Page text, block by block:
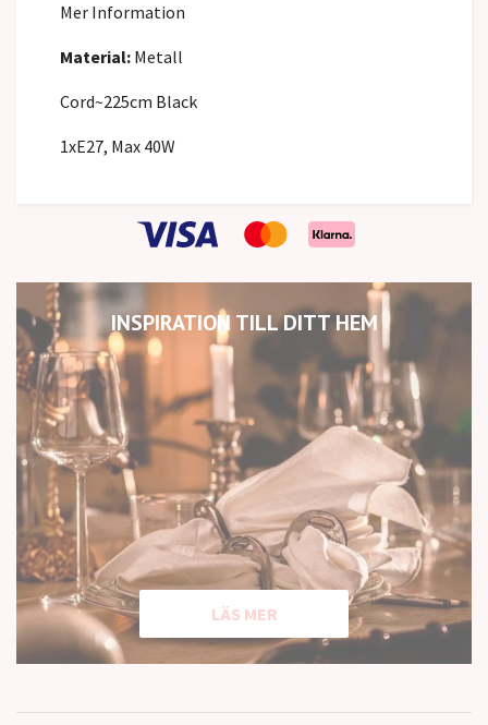
INSPIRATION TILL DITT HEM
LÄS MER
Mer Information
Material: Metall
Cord~225cm Black
1xE27, Max 40W